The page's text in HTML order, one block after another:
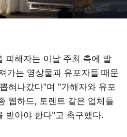
피해자는 이날 주최 측에 발
가는 영상물과 유포자들 때문
혀나갔다"며 "가해자와 유포
웹하드, 토렌트 같은 업체들
받아야 한다"고 촉구했다.